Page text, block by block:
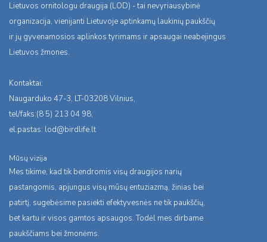
Lietuvos ornitologu draugija (LOD) - tai nevyriausybinė
organizacija, vienijanti Lietuvoje aptinkamų laukinių paukščių
ir jų gyvenamosios aplinkos tyrimams ir apsaugai neabejingus
Lietuvos žmones.
Kontaktai:
Naugarduko 47-3, LT-03208 Vilnius,
tel/faks:(8 5) 213 04 98,
el.pastas: lod@birdlife.lt
Mūsų vizija
Mes tikime, kad tik bendromis visų draugijos narių
pastangomis, apjungus visų mūsų entuziazmą, žinias bei
patirtį, sugebėsime pasiekti efektyvesnės ne tik paukščių,
bet kartu ir visos gamtos apsaugos. Todėl mes dirbame
paukščiams bei žmonėms.